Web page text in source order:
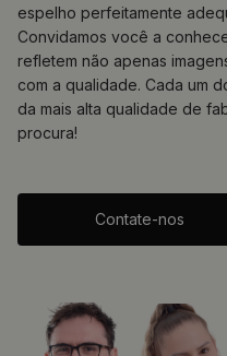
espelho perfeitamente
Convidamos você a
refletem não apenas
com a qualidade. Cada um
da mais alta qualidade de
procura!
Contate-nos